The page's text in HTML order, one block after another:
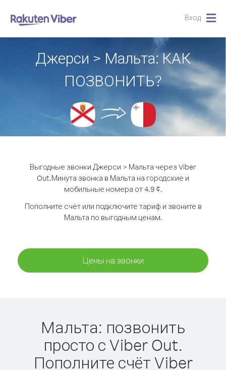
Вход
Джерси > Мальта: КАК
ПОЗВОНИТЬ?
Выгодные звонки Джерси > Мальта через Viber
Out.Минута звонка в Мальта на городские и
мобильные номера от 4.9 ¢.
Пополните счёт или подключите тариф и звоните в
Мальта по выгодным ценам.
Цены на звонки
Мальта: позвонить
просто с Viber Out.
Пополните счёт Viber